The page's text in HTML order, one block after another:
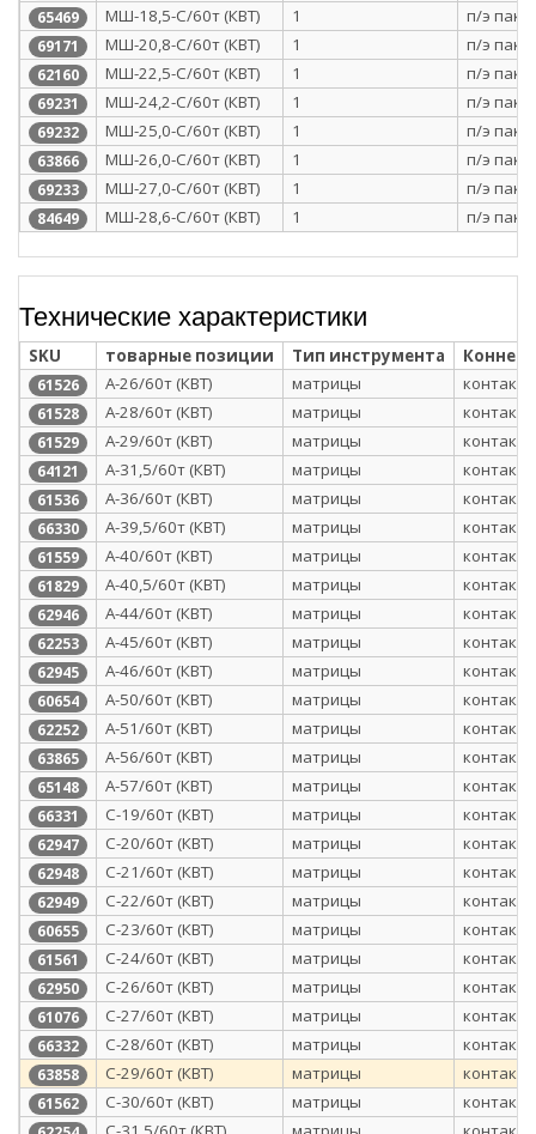
65469 МШ-18,5-С/60т (КВТ) 1 п/э
69171 МШ-20,8-С/60т (КВТ) 1 п/э
62160 МШ-22,5-С/60т (КВТ) 1 п/э
69231 МШ-24,2-С/60т (КВТ) 1 п/э
69232 МШ-25,0-С/60т (КВТ) 1 п/э
63866 МШ-26,0-С/60т (КВТ) 1 п/э
69233 МШ-27,0-С/60т (КВТ) 1 п/э
84649 МШ-28,6-С/60т (КВТ) 1 п/э
Технические характеристики
SKU товарные позиции Тип инструмента
61526 А-26/60т (КВТ) матрицы
61528 А-28/60т (КВТ) матрицы
61529 А-29/60т (КВТ) матрицы
64121 А-31,5/60т (КВТ) матрицы
61536 А-36/60т (КВТ) матрицы
66330 А-39,5/60т (КВТ) матрицы
61559 А-40/60т (КВТ) матрицы
61829 А-40,5/60т (КВТ) матрицы
62946 А-44/60т (КВТ) матрицы
62253 А-45/60т (КВТ) матрицы
62945 А-46/60т (КВТ) матрицы
60654 А-50/60т (КВТ) матрицы
62252 А-51/60т (КВТ) матрицы
63865 А-56/60т (КВТ) матрицы
65148 А-57/60т (КВТ) матрицы
66331 С-19/60т (КВТ) матрицы
62947 С-20/60т (КВТ) матрицы
62948 С-21/60т (КВТ) матрицы
62949 С-22/60т (КВТ) матрицы
60655 С-23/60т (КВТ) матрицы
61561 С-24/60т (КВТ) матрицы
62950 С-26/60т (КВТ) матрицы
61076 С-27/60т (КВТ) матрицы
66332 С-28/60т (КВТ) матрицы
63858 С-29/60т (КВТ) матрицы
61562 С-30/60т (КВТ) матрицы